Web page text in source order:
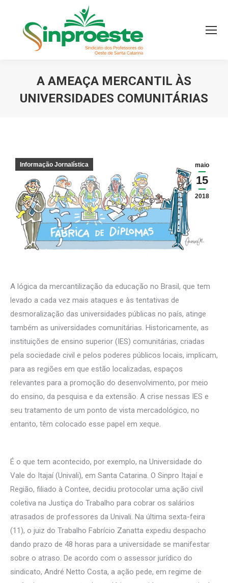
A AMEAÇA MERCANTIL ÀS
UNIVERSIDADES COMUNITÁRIAS
maio
15
2018
Informação Jornalística
A lógica da mercantilização da educação no Brasil, que tem
levado a cada vez mais ataques e às tentativas de
desmoralização das universidades públicas no país, atinge
também as universidades comunitárias. Historicamente, as
instituições de ensino superior (IES) comunitárias, criadas
pela sociedade civil e pelos poderes públicos locais, implicam,
para as regiões em que estão localizadas, espaços
relevantes para a promoção do desenvolvimento, por meio
do ensino, da pesquisa e da extensão. A crise nessas IES e
seu tratamento de um ponto de vista mercadológico, no
entanto, têm colocado esse papel em xeque.
É o que tem acontecido, por exemplo, na Universidade do
Vale do Itajaí (Univali), em Santa Catarina. O Sinpro Itajaí e
Região, filiado à Contee, decidiu protocolar uma ação civil
coletiva na Justiça do Trabalho para cobrar os salários
atrasados de professores da Univali. Na última sexta-feira
(11), o juiz do Trabalho Fabrício Zanatta expediu despacho
dando prazo de 48 horas para a universidade se manifestar
sobre o atraso. De acordo com o assessor jurídico do
sindicato, André Netto Costa, a ação pede, em regime de